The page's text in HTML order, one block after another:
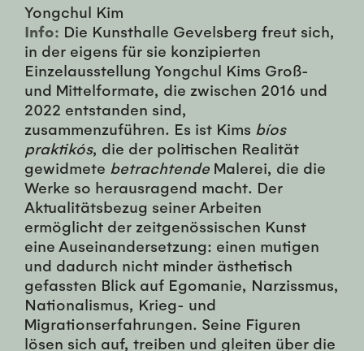
Yongchul Kim
Info: Die Kunsthalle Gevelsberg freut sich,
in der eigens für sie konzipierten
Einzelausstellung Yongchul Kims Groß-
und Mittelformate, die zwischen 2016 und
2022 entstanden sind,
zusammenzuführen. Es ist Kims bíos
praktikós, die der politischen Realität
gewidmete betrachtende Malerei, die die
Werke so herausragend macht. Der
Aktualitätsbezug seiner Arbeiten
ermöglicht der zeitgenössischen Kunst
eine Auseinandersetzung: einen mutigen
und dadurch nicht minder ästhetisch
gefassten Blick auf Egomanie, Narzissmus,
Nationalismus, Krieg- und
Migrationserfahrungen. Seine Figuren
lösen sich auf, treiben und gleiten über die